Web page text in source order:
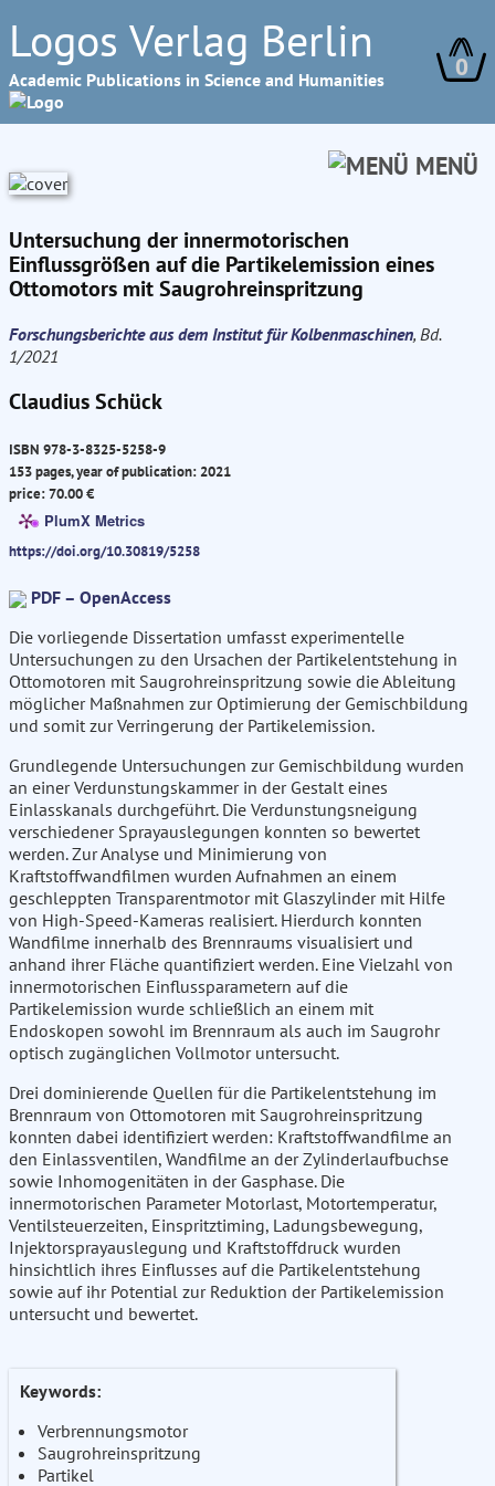
Logos Verlag Berlin
Academic Publications in Science and Humanities 0
MENÜ
Untersuchung der innermotorischen
Einflussgrößen auf die Partikelemission eines
Ottomotors mit Saugrohreinspritzung
Forschungsberichte aus dem Institut für Kolbenmaschinen, Bd.
1/2021
Claudius Schück
ISBN 978-3-8325-5258-9
153 pages, year of publication: 2021
price: 70.00 €
PlumX Metrics
https://doi.org/10.30819/5258
PDF – OpenAccess
Die vorliegende Dissertation umfasst experimentelle
Untersuchungen zu den Ursachen der Partikelentstehung in
Ottomotoren mit Saugrohreinspritzung sowie die Ableitung
möglicher Maßnahmen zur Optimierung der Gemischbildung
und somit zur Verringerung der Partikelemission.
Grundlegende Untersuchungen zur Gemischbildung wurden
an einer Verdunstungskammer in der Gestalt eines
Einlasskanals durchgeführt. Die Verdunstungsneigung
verschiedener Sprayauslegungen konnten so bewertet
werden. Zur Analyse und Minimierung von
Kraftstoffwandfilmen wurden Aufnahmen an einem
geschleppten Transparentmotor mit Glaszylinder mit Hilfe
von High-Speed-Kameras realisiert. Hierdurch konnten
Wandfilme innerhalb des Brennraums visualisiert und
anhand ihrer Fläche quantifiziert werden. Eine Vielzahl von
innermotorischen Einflussparametern auf die
Partikelemission wurde schließlich an einem mit
Endoskopen sowohl im Brennraum als auch im Saugrohr
optisch zugänglichen Vollmotor untersucht.
Drei dominierende Quellen für die Partikelentstehung im
Brennraum von Ottomotoren mit Saugrohreinspritzung
konnten dabei identifiziert werden: Kraftstoffwandfilme an
den Einlassventilen, Wandfilme an der Zylinderlaufbuchse
sowie Inhomogenitäten in der Gasphase. Die
innermotorischen Parameter Motorlast, Motortemperatur,
Ventilsteuerzeiten, Einspritztiming, Ladungsbewegung,
Injektorsprayauslegung und Kraftstoffdruck wurden
hinsichtlich ihres Einflusses auf die Partikelentstehung
sowie auf ihr Potential zur Reduktion der Partikelemission
untersucht und bewertet.
Keywords:
Verbrennungsmotor
Saugrohreinspritzung
Partikel